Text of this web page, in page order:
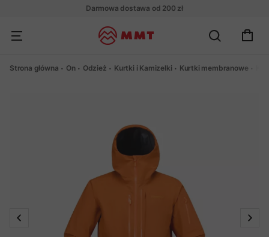
Darmowa dostawa od 200 zł
Strona główna On Odzież Kurtki i Kamizelki Kurtki membranowe